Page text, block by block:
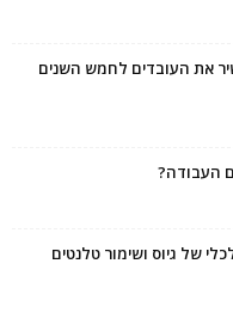
את העובדים לחמש השנים
העבודה?